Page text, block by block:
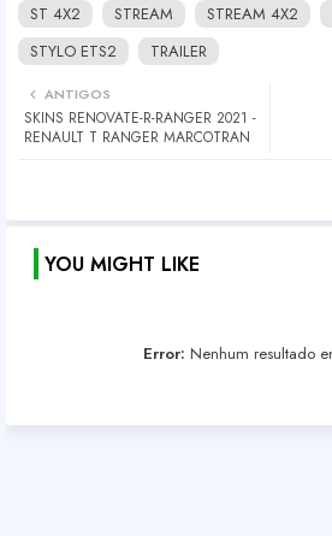
ST 4X2
STREAM STREAM 4X2
STYLO ETS2
TRAILER
ANTIGOS
SKINS RENOVATE-R-RANGER 2021 -
RENAULT T RANGER MARCOTRAN
YOU MIGHT LIKE
Error: Nenhum resultado